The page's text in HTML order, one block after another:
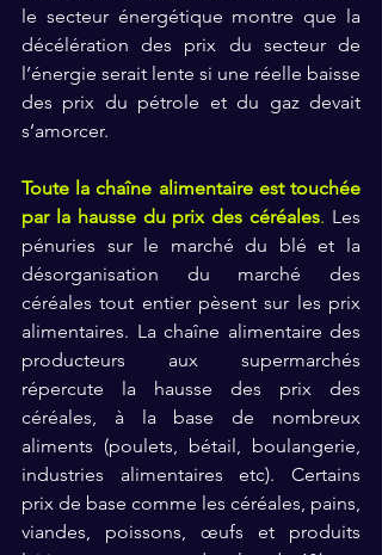
le secteur énergétique montre que la
décélération des prix du secteur de
l’énergie serait lente si une réelle baisse
des prix du pétrole et du gaz devait
s’amorcer.
Toute la chaîne alimentaire est touchée
par la hausse du prix des céréales. Les
pénuries sur le marché du blé et la
désorganisation du marché des
céréales tout entier pèsent sur les prix
alimentaires. La chaîne alimentaire des
producteurs aux supermarchés
répercute la hausse des prix des
céréales, à la base de nombreux
aliments (poulets, bétail, boulangerie,
industries alimentaires etc). Certains
prix de base comme les céréales, pains,
viandes, poissons, œufs et produits